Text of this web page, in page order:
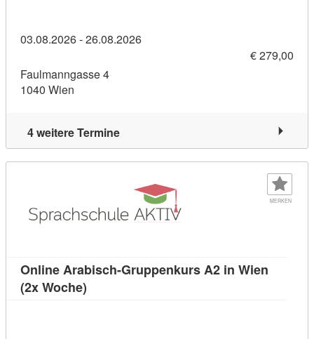
03.08.2026 - 26.08.2026
€ 279,00
Faulmanngasse 4
1040 Wien
4 weitere Termine
MERKEN
Online Arabisch-Gruppenkurs A2 in Wien
(2x Woche)